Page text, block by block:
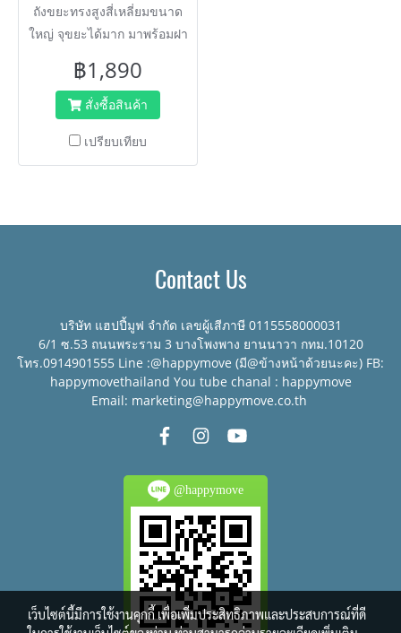
ถังขยะทรงสูงสี่เหลี่ยมขนาด
ใหญ่ จุขยะได้มาก มาพร้อมฝา
เคลื่อนย้ายสะดวก เหมาะ
สำหรับใช้ภายนอกบ้านพักอาศัย
สำนักงาน หอพัก หรือบริเวณ
สาธารณะที่มีคนพลุกพล่าน
ออกแบบให้เปิดฝาถังได้โดยการ
฿1,890
สั่งซื้อสินค้า
เปรียบเทียบ
Contact Us
บริษัท แฮปปี้มูฟ จำกัด เลขผู้เสีภาษี 0115558000031
6/1 ซ.53 ถนนพระราม 3 บางโพงพาง ยานนาวา กทม.10120
โทร.0914901555 Line :@happymove (มี@ข้างหน้าด้วยนะคะ) FB:
happymovethailand You tube chanal : happymove
Email: marketing@happymove.co.th
@happymove
เว็บไซต์นี้มีการใช้งานคุกกี้ เพื่อเพิ่มประสิทธิภาพและประสบการณ์ที่ดี